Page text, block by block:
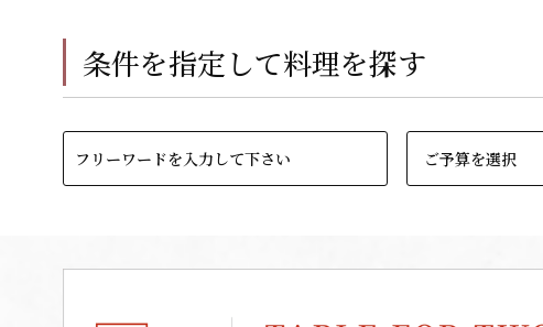
条件を指定して料理を探す